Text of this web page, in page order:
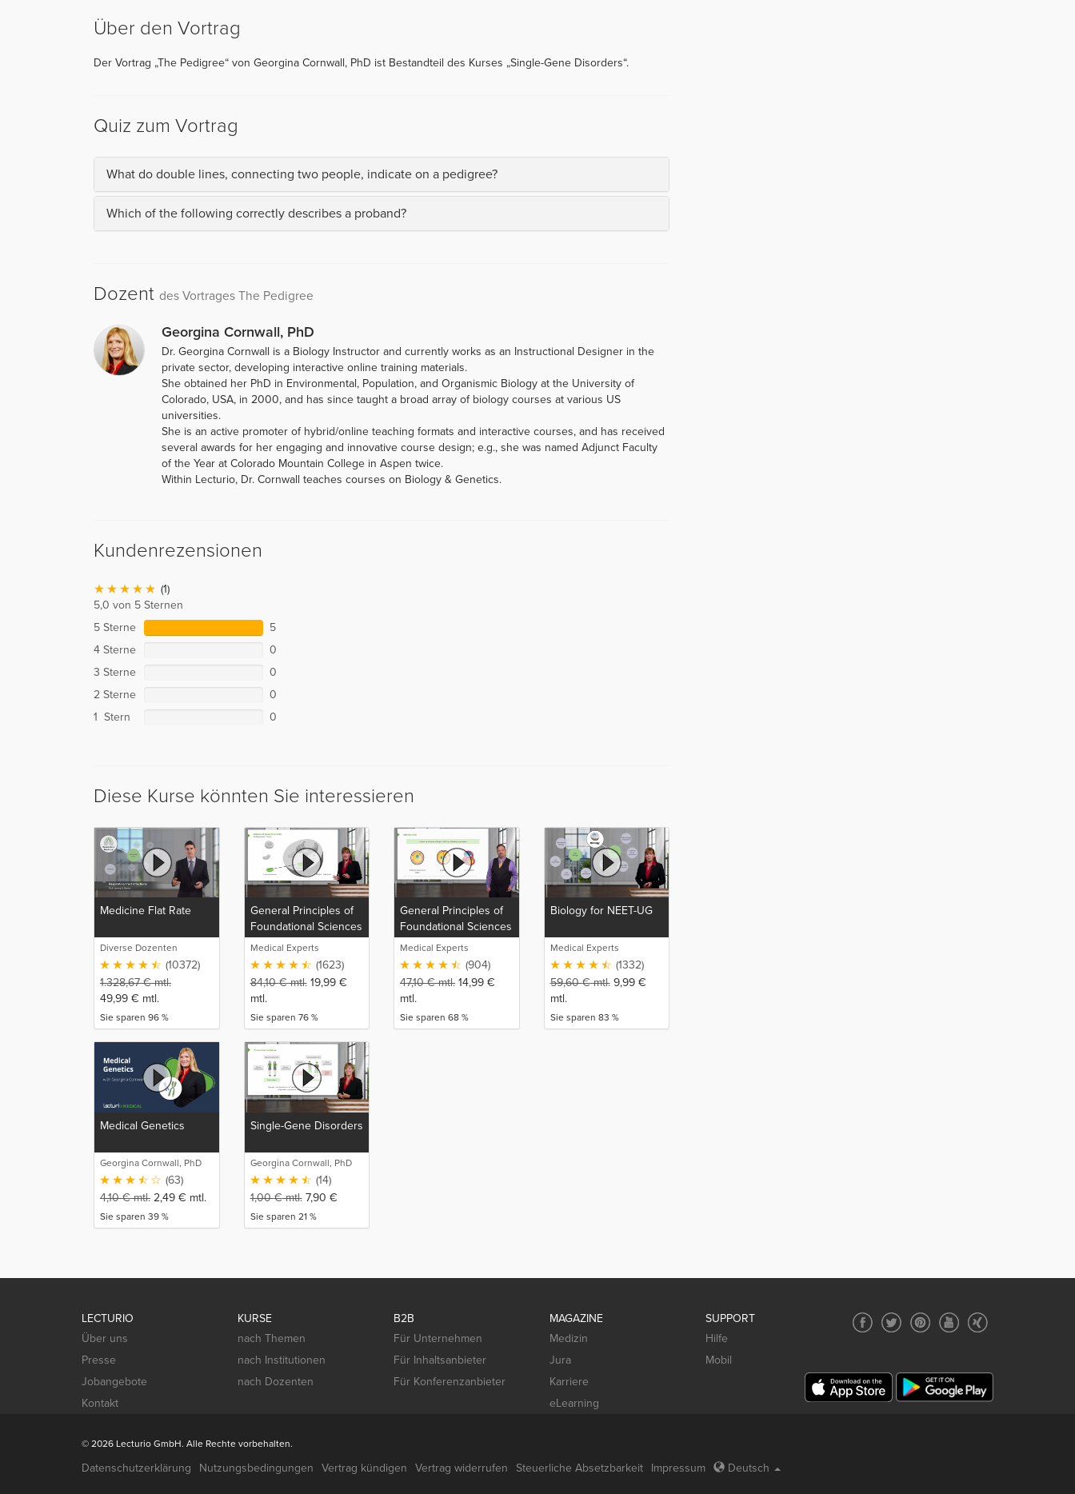
Über den Vortrag
Der Vortrag „The Pedigree“ von Georgina Cornwall, PhD ist Bestandteil des Kurses „Single-Gene Disorders“.
Quiz zum Vortrag
What do double lines, connecting two people, indicate on a pedigree?
Which of the following correctly describes a proband?
Dozent des Vortrages The Pedigree
Georgina Cornwall, PhD
Dr. Georgina Cornwall is a Biology Instructor and currently works as an Instructional Designer in the
private sector, developing interactive online training materials.
She obtained her PhD in Environmental, Population, and Organismic Biology at the University of
Colorado, USA, in 2000, and has since taught a broad array of biology courses at various US
universities.
She is an active promoter of hybrid/online teaching formats and interactive courses, and has received
several awards for her engaging and innovative course design; e.g., she was named Adjunct Faculty
of the Year at Colorado Mountain College in Aspen twice.
Within Lecturio, Dr. Cornwall teaches courses on Biology & Genetics.
Kundenrezensionen
(1)
5,0 von 5 Sternen
5 Sterne
5
4 Sterne
0
3 Sterne
0
2 Sterne
0
1 Stern
0
Diese Kurse könnten Sie interessieren
Medicine Flat Rate
Diverse Dozenten
(10372)
1.328,67€mtl.
49,99 € mtl.
Sie sparen 96 %
General Principles of
Foundational Sciences
Medical Experts
(1623)
84,10€mtl. 19,99 €
mtl.
Sie sparen 76 %
General Principles of
Foundational Sciences
(NP)
Medical Experts
(904)
47,10€mtl. 14,99 €
mtl.
Sie sparen 68 %
Biology for NEET-UG
Medical Experts
(1332)
59,60€mtl. 9,99 €
mtl.
Sie sparen 83 %
Medical Genetics
Georgina Cornwall, PhD
(63)
4,10€mtl. 2,49 € mtl.
Sie sparen 39 %
Single-Gene Disorders
Georgina Cornwall, PhD
(14)
1,00€mtl. 7,90 €
Sie sparen 21 %
LECTURIO
Über uns
Presse
Jobangebote
Kontakt
KURSE
nach Themen
nach Institutionen
nach Dozenten
B2B
Für Unternehmen
Für Inhaltsanbieter
Für Konferenzanbieter
MAGAZINE
Medizin
Jura
Karriere
eLearning
SUPPORT
Hilfe
Mobil
© 2026 Lecturio GmbH. Alle Rechte vorbehalten.
Datenschutzerklärung Nutzungsbedingungen Vertrag kündigen Vertrag widerrufen Steuerliche Absetzbarkeit Impressum Deutsch